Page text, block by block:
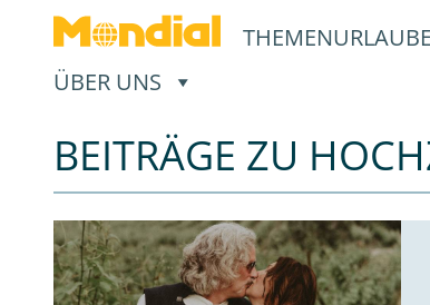
THEMENURLAUBE
ÜBER UNS , ÖFFNET EIN UNTERMENÜ
BEITRÄGE ZU